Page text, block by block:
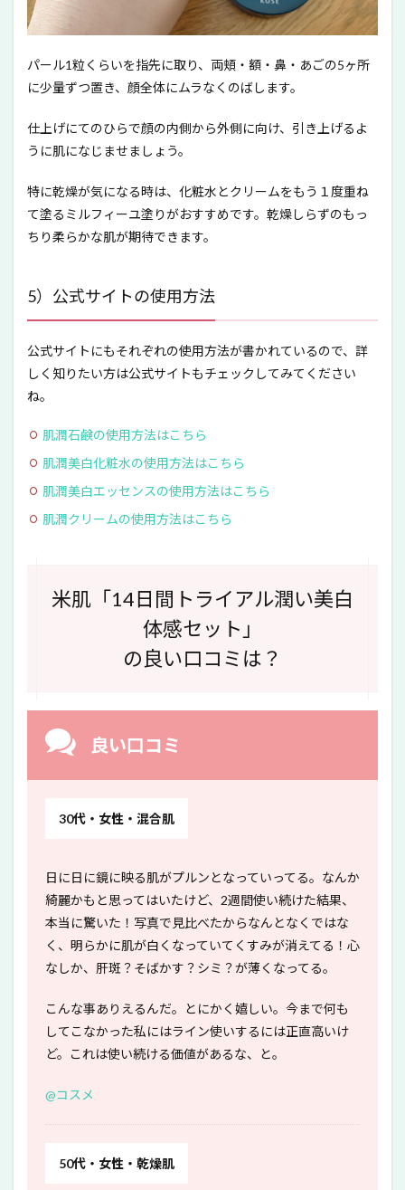
パール1粒くらいを指先に取り、両頬・額・鼻・あごの5ヶ所
に少量ずつ置き、顔全体にムラなくのばします。
仕上げにてのひらで顔の内側から外側に向け、引き上げるよ
うに肌になじませましょう。
特に乾燥が気になる時は、化粧水とクリームをもう１度重ね
て塗るミルフィーユ塗りがおすすめです。乾燥しらずのもっ
ちり柔らかな肌が期待できます。
5）公式サイトの使用方法
公式サイトにもそれぞれの使用方法が書かれているので、詳
しく知りたい方は公式サイトもチェックしてみてください
ね。
肌潤石鹸の使用方法はこちら
肌潤美白化粧水の使用方法はこちら
肌潤美白エッセンスの使用方法はこちら
肌潤クリームの使用方法はこちら
米肌「14日間トライアル潤い美白
体感セット」
の良い口コミは？
良い口コミ
30代・女性・混合肌
日に日に鏡に映る肌がプルンとなっていってる。なんか
綺麗かもと思ってはいたけど、2週間使い続けた結果、
本当に驚いた！写真で見比べたからなんとなくではな
く、明らかに肌が白くなっていてくすみが消えてる！心
なしか、肝斑？そばかす？シミ？が薄くなってる。
こんな事ありえるんだ。とにかく嬉しい。今まで何も
してこなかった私にはライン使いするには正直高いけ
ど。これは使い続ける価値があるな、と。
@コスメ
50代・女性・乾燥肌